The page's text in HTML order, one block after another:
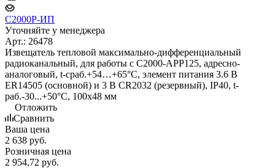
С2000Р-ИП
Уточняйте у менеджера
Арт.: 26478
Извещатель тепловой максимально-дифференциальный
радиоканальный, для работы с С2000-АРР125, адресно-
аналоговый, t-сраб.+54…+65°C, элемент питания 3.6 В
ER14505 (основной) и 3 В CR2032 (резервный), IP40, t-
раб.-30...+50°C, 100х48 мм
Отложить
Сравнить
Ваша цена
2 638 руб.
Розничная цена
2 954,72 руб.